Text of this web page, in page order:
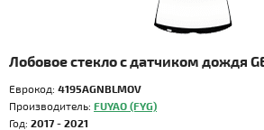
Лобовое стекло с датчиком дождя
Еврокод: 4195AGNBLMOV
Производитель: FUYAO (FYG)
Год: 2017 - 2021